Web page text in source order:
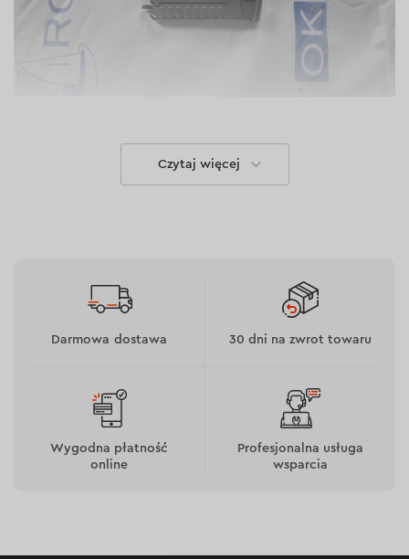
Miedziane uzwojenie cewki znacznie zwiększa
ustawić potrzebną siłę wbijania do różnych
scenariuszy.
bezpieczeństwo podczas korzystania ze zszywacza.
Gumowany korpus zapewnia pewny chwyt ES-16.
Metalowy magazynek nie jest narażony na
uszkodzenia mechaniczne.
Czytaj więcej
Darmowa dostawa 30 dni na zwrot towaru
Wygodna płatność
online
Profesjonalna usługa
wsparcia